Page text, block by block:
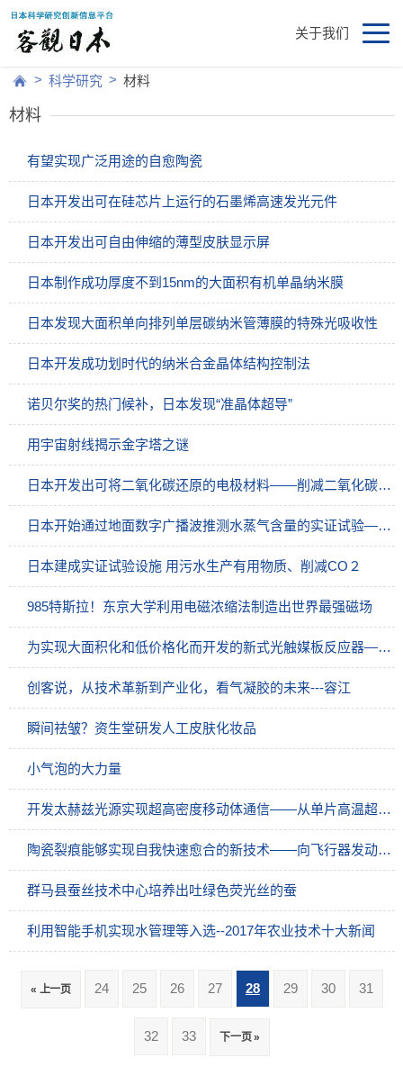
关于我们
> 科学研究 > 材料
材料
有望实现广泛用途的自愈陶瓷
日本开发出可在硅芯片上运行的石墨烯高速发光元件
日本开发出可自由伸缩的薄型皮肤显示屏
日本制作成功厚度不到15nm的大面积有机单晶纳米膜
日本发现大面积单向排列单层碳纳米管薄膜的特殊光吸收性
日本开发成功划时代的纳米合金晶体结构控制法
诺贝尔奖的热门候补，日本发现“准晶体超导”
用宇宙射线揭示金字塔之谜
日本开发出可将二氧化碳还原的电极材料——削减二氧化碳排量出现新方案
日本开始通过地面数字广播波推测水蒸气含量的实证试验——提高测量精度到皮秒
日本建成实证试验设施 用污水生产有用物质、削减CO２
985特斯拉！东京大学利用电磁浓缩法制造出世界最强磁场
为实现大面积化和低价格化而开发的新式光触媒板反应器——在1mm水深的反应器里实现水分解
创客说，从技术革新到产业化，看气凝胶的未来---容江
瞬间祛皱？资生堂研发人工皮肤化妆品
小气泡的大力量
开发太赫兹光源实现超高密度移动体通信——从单片高温超导器件上成功发射圆偏光电磁波
陶瓷裂痕能够实现自我快速愈合的新技术——向飞行器发动机实现自我修复裂痕迈进一大步
群马县蚕丝技术中心培养出吐绿色荧光丝的蚕
利用智能手机实现水管理等入选--2017年农业技术十大新闻
« 上一页 24 25 26 27 28 29 30 31
32 33 下一页 »